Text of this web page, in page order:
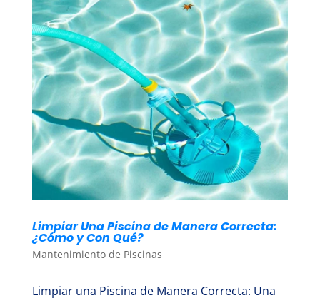
Limpiar Una Piscina de Manera Correcta:
¿Cómo y Con Qué?
Mantenimiento de Piscinas
Limpiar una Piscina de Manera Correcta: Una